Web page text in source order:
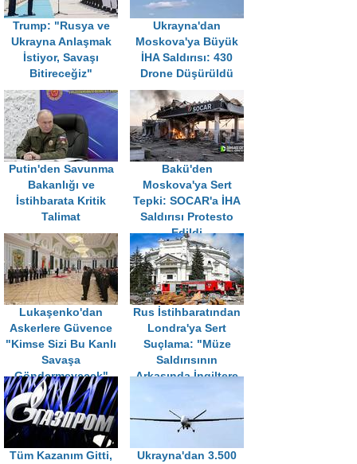
Trump: "Rusya ve
Ukrayna Anlaşmak
İstiyor, Savaşı
Bitireceğiz"
Ukrayna'dan
Moskova'ya Büyük
İHA Saldırısı: 430
Drone Düşürüldü
Putin'den Savunma
Bakanlığı ve
İstihbarata Kritik
Talimat
Bakü'den
Moskova'ya Sert
Tepki: SOCAR'a İHA
Saldırısı Protesto
Edildi
Lukaşenko'dan
Askerlere Güvence
"Kimse Sizi Bu Kanlı
Savaşa
Göndermeyecek"
Rus İstihbaratından
Londra'ya Sert
Suçlama: "Müze
Saldırısının
Arkasında İngiltere
Tüm Kazanım Gitti,
Ukrayna'dan 3.500